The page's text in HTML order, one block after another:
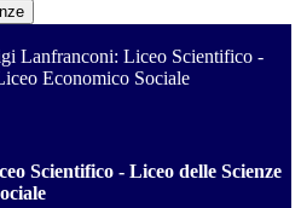
Lanfranconi: Liceo Scientifico -
Economico Sociale
Scientifico - Liceo delle Scienze